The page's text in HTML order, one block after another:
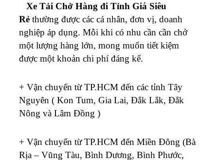
Xe Tải Chở Hàng đi Tỉnh Giá Siêu
Rẻ thường được các cá nhân, đơn vị, doanh
nghiệp áp dụng. Mỗi khi có nhu cần cần chở
một lượng hàng lớn, mong muốn tiết kiệm
được một khoản chi phí đáng kể.
+ Vận chuyển từ TP.HCM đến các tỉnh Tây
Nguyên ( Kon Tum, Gia Lai, Đắk Lắk, Đắk
Nông và Lâm Đồng )
+ Vận chuyển từ TP.HCM đến Miền Đông (Bà
Rịa – Vũng Tàu, Bình Dương, Bình Phước,